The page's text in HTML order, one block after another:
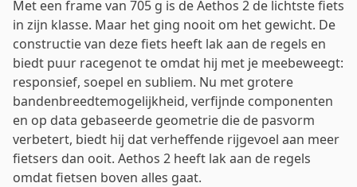
Met een frame van 705 g is de Aethos 2 de lichtste fiets
in zijn klasse. Maar het ging nooit om het gewicht. De
constructie van deze fiets heeft lak aan de regels en
biedt puur racegenot te omdat hij met je meebeweegt:
responsief, soepel en subliem. Nu met grotere
bandenbreedtemogelijkheid, verfijnde componenten
en op data gebaseerde geometrie die de pasvorm
verbetert, biedt hij dat verheffende rijgevoel aan meer
fietsers dan ooit. Aethos 2 heeft lak aan de regels
omdat fietsen boven alles gaat.
Inloggen
Mij onthouden Wachtwoord vergeten?